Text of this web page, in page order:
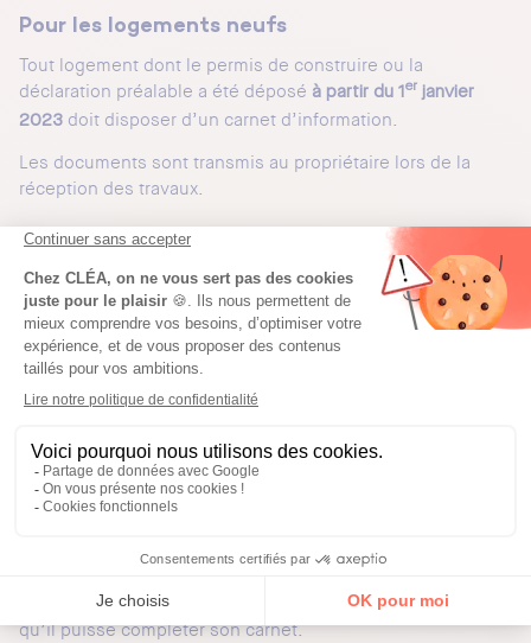
Pour les logements neufs
Tout logement dont le permis de construire ou la
déclaration préalable a été déposé à partir du 1 er janvier
2023 doit disposer d’un carnet d’information.
Les documents sont transmis au propriétaire lors de la
réception des travaux.
Pour les logements existants faisant l’objet de
travaux énergétiques
Le carnet devient également obligatoire lorsqu’un
logement existant fait l’objet detravaux ayant une
incidence sur sa performance énergétique
le remplacement d’un système de chauffage ;
la modification d’une ventilation ;
le changement de parois vitrées ;
Dans ces situations, les professionnels doivent
transmettre au propriétaire les éléments nécessaires
qu’il puisse compléter son carnet.